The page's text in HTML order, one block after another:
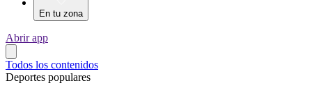
En tu zona
Abrir app
Todos los contenidos
Deportes populares